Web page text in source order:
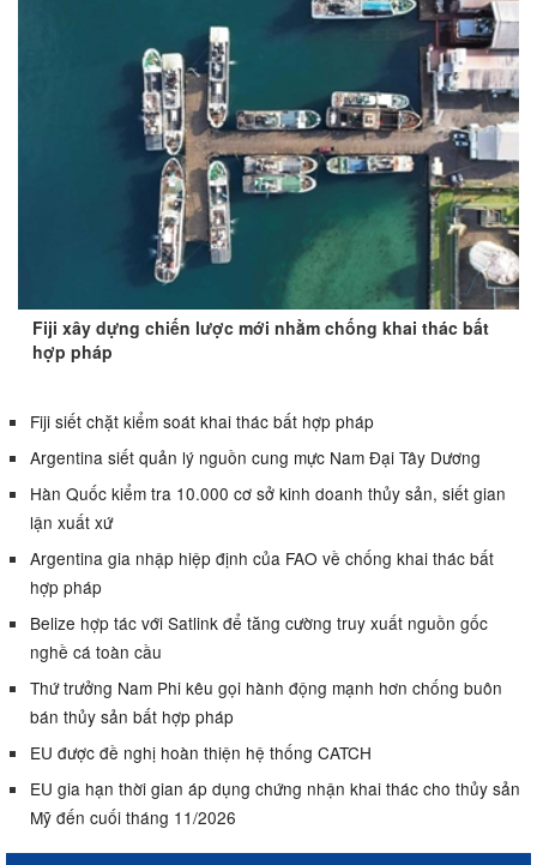
Fiji xây dựng chiến lược mới nhằm chống khai thác bất
hợp pháp
Fiji siết chặt kiểm soát khai thác bất hợp pháp
Argentina siết quản lý nguồn cung mực Nam Đại Tây Dương
Hàn Quốc kiểm tra 10.000 cơ sở kinh doanh thủy sản, siết gian
lận xuất xứ
Argentina gia nhập hiệp định của FAO về chống khai thác bất
hợp pháp
Belize hợp tác với Satlink để tăng cường truy xuất nguồn gốc
nghề cá toàn cầu
Thứ trưởng Nam Phi kêu gọi hành động mạnh hơn chống buôn
bán thủy sản bất hợp pháp
EU được đề nghị hoàn thiện hệ thống CATCH
EU gia hạn thời gian áp dụng chứng nhận khai thác cho thủy sản
Mỹ đến cuối tháng 11/2026